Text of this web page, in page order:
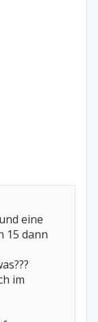
eine
15 dann
im